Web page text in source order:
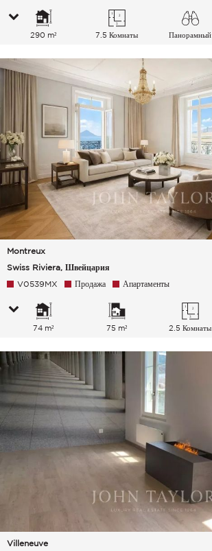
290 m² 7.5 Комнаты
Панорамный
Montreux
Swiss Riviera, Швейцария
V0539MX Продажа Апартаменты
74 m² 75 m² 2.5 Комнаты
Villeneuve